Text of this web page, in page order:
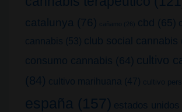
catalunya (76) cañamo (26) cbd (65)
cannabis (53) club social cannabis
consumo cannabis (64) cultivo
(84) cultivo marihuana (47) cultivo
españa (157) estados unidos